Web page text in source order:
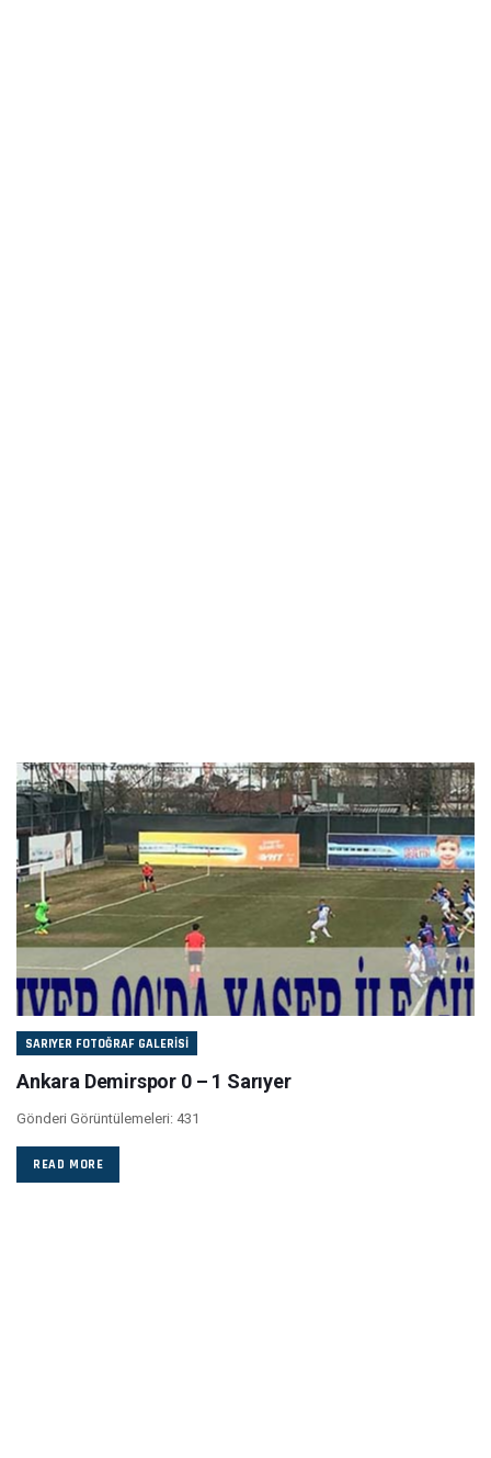
SARIYER FOTOĞRAF GALERISI
Ankara Demirspor 0 – 1 Sarıyer
Gönderi Görüntülemeleri: 431
READ MORE